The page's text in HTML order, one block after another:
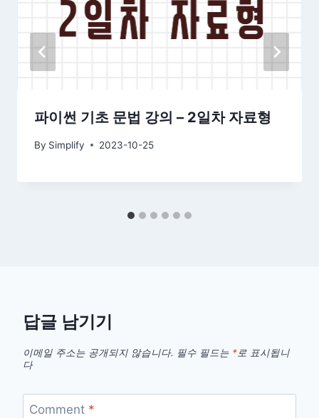
파이썬 기초 문법 강의 – 2일차 자료형
By Simplify 2023-10-25
답글 남기기
이메일 주소는 공개되지 않습니다. 필수 필드는 *로 표시됩니
다
Comment *